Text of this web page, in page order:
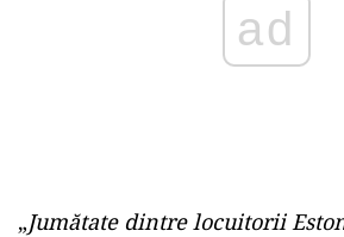
„Jumătate dintre locuitorii